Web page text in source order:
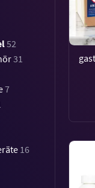
52
31
7
16